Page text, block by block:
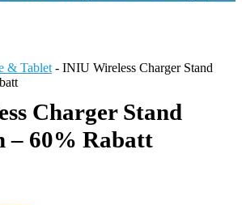
& Tablet - INIU Wireless Charger Stand
Charger Stand
– 60% Rabatt